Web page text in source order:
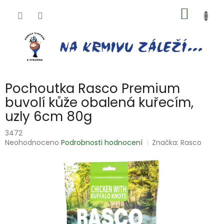
KOŠÍK
Pochoutka Rasco Premium
buvolí kůže obalená kuřecím,
uzly 6cm 80g
3472
Průměrné
Neohodnoceno Podrobnosti hodnocení Značka:Rasco